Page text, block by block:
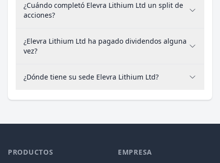
¿Cuándo completó Elevra Lithium Ltd un split de
acciones?
¿Elevra Lithium Ltd ha pagado dividendos alguna
vez?
¿Dónde tiene su sede Elevra Lithium Ltd?
PRODUCTOS EMPRESA